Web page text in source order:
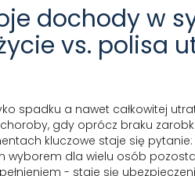
dochody w
vs. polisa
spadku a nawet całkowitej
gdy oprócz braku
kluczowe staje się
wyborem dla wielu osób
- staje się